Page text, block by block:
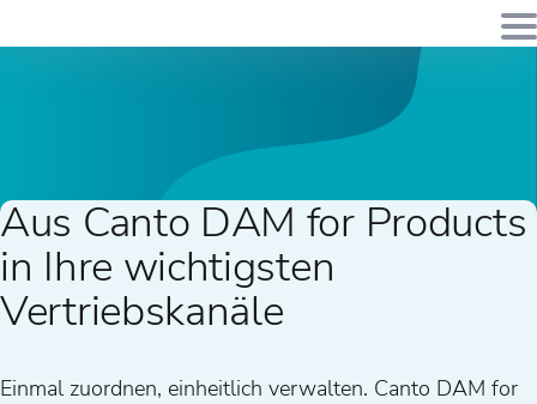
Aus Canto DAM for Products
in Ihre wichtigsten
Vertriebskanäle
Einmal zuordnen, einheitlich verwalten. Canto DAM for